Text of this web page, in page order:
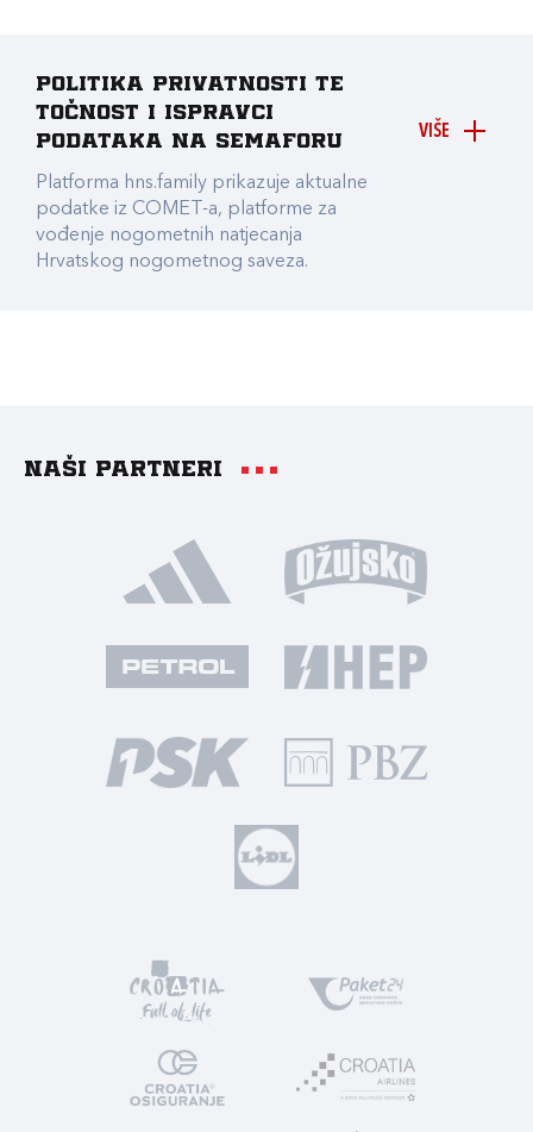
VIŠE
Politika privatnosti te
točnost i ispravci
podataka na Semaforu
Platforma hns.family prikazuje aktualne
podatke iz COMET-a, platforme za
vođenje nogometnih natjecanja
Hrvatskog nogometnog saveza.
Naši partneri